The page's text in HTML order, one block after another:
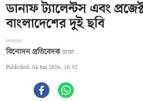
ডানাফ ট্যালেন্টস এবং
বাংলাদেশের দুই ছবি
বিনোদন প্রতিবেদক ঢাকা
Published: 04 Jun 2026, 10:52